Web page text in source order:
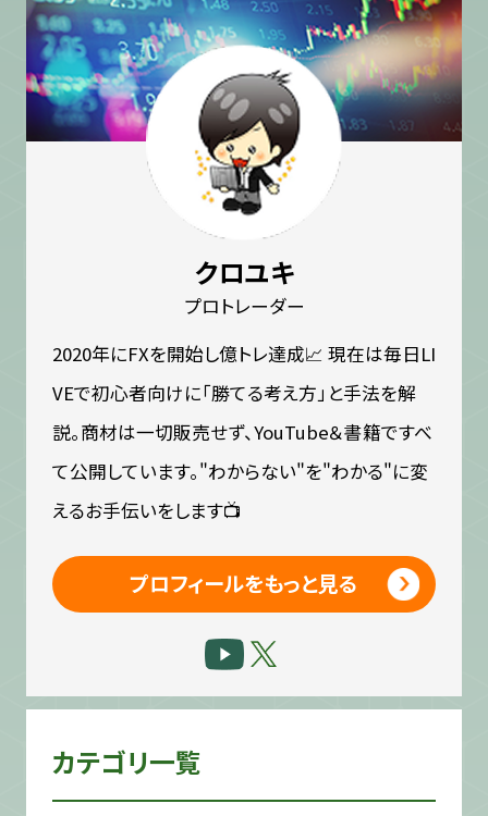
クロユキ
プロトレーダー
2020年にFXを開始し億トレ達成📈 現在は毎日LI
VEで初心者向けに「勝てる考え方」と手法を解
説。商材は一切販売せず、YouTube＆書籍ですべ
て公開しています。"わからない"を"わかる"に変
えるお手伝いをします📺
プロフィールをもっと見る
カテゴリ一覧